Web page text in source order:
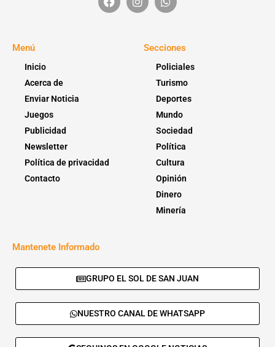
Menú
Inicio
Acerca de
Enviar Noticia
Juegos
Publicidad
Newsletter
Política de privacidad
Contacto
Secciones
Policiales
Turismo
Deportes
Mundo
Sociedad
Política
Cultura
Opinión
Dinero
Minería
Mantenete Informado
GRUPO EL SOL DE SAN JUAN
NUESTRO CANAL DE WHATSAPP